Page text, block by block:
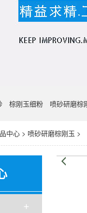
棕刚玉细粉 喷砂研磨棕
中心 > 喷砂研磨棕刚玉 >